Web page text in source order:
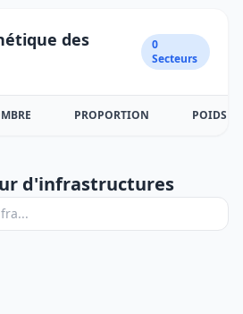
des
0
Secteurs
PROPORTION POIDS
d'infrastructures